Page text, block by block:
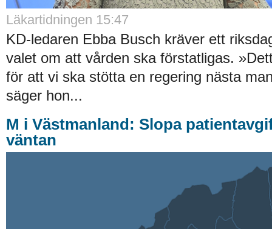
Läkartidningen 15:47
KD-ledaren Ebba Busch kräver ett
valet om att vården ska förstatligas.
för att vi ska stötta en regering nästa
säger hon...
M i Västmanland: Slopa
väntan